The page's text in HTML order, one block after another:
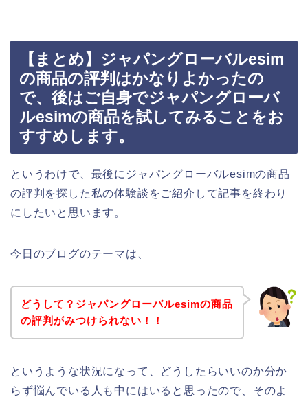
【まとめ】ジャパングローバルesim
の商品の評判はかなりよかったの
で、後はご自身でジャパングローバ
ルesimの商品を試してみることをお
すすめします。
というわけで、最後にジャパングローバルesimの商品
の評判を探した私の体験談をご紹介して記事を終わり
にしたいと思います。
今日のブログのテーマは、
どうして？ジャパングローバルesimの商品
の評判がみつけられない！！
というような状況になって、どうしたらいいのか分か
らず悩んでいる人も中にはいると思ったので、そのよ